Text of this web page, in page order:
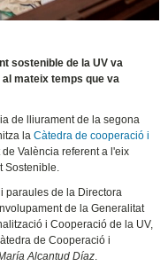
sostenible de la UV va
mateix temps que va
de lliurament de la segona
laCàtedra de cooperació i
València referent a l'eix
Sostenible.
paraules de la Directora
de la Generalitat
i Cooperació de la UV,
de Cooperació i
Alcantud Díaz.